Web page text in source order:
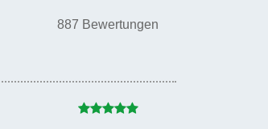
887 Bewertungen